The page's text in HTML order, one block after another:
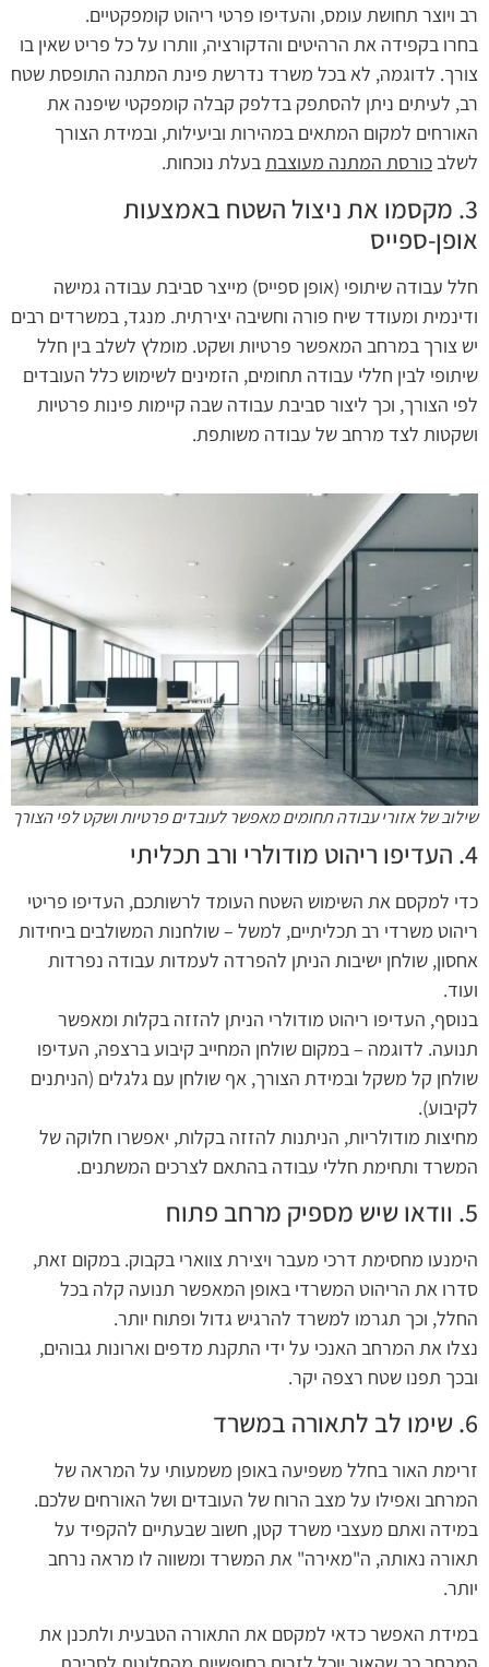
רב ויוצר תחושת עומס, והעדיפו פרטי ריהוט קומפקטיים.
בחרו בקפידה את הרהיטים והדקורציה, וותרו על כל פריט שאין בו
צורך. לדוגמה, לא בכל משרד נדרשת פינת המתנה התופסת שטח
רב, לעיתים ניתן להסתפק בדלפק קבלה קומפקטי שיפנה את
האורחים למקום המתאים במהירות וביעילות, ובמידת הצורך
לשלב כורסת המתנה מעוצבתבעלת נוכחות.
3. מקסמו את ניצול השטח באמצעות
אופן-ספייס
חלל עבודה שיתופי (אופן ספייס) מייצר סביבת עבודה גמישה
ודינמית ומעודד שיח פורה וחשיבה יצירתית. מנגד, במשרדים רבים
יש צורך במרחב המאפשר פרטיות ושקט. מומלץ לשלב בין חלל
שיתופי לבין חללי עבודה תחומים, הזמינים לשימוש כלל העובדים
לפי הצורך, וכך ליצור סביבת עבודה שבה קיימות פינות פרטיות
ושקטות לצד מרחב של עבודה משותפת.
שילוב של אזורי עבודה תחומים מאפשר לעובדים פרטיות ושקט לפי הצורך
4. העדיפו ריהוט מודולרי ורב תכליתי
כדי למקסם את השימוש השטח העומד לרשותכם, העדיפו פריטי
ריהוט משרדי רב תכליתיים, למשל – שולחנות המשולבים ביחידות
אחסון, שולחן ישיבות הניתן להפרדה לעמדות עבודה נפרדות
ועוד.
בנוסף, העדיפו ריהוט מודולרי הניתן להזזה בקלות ומאפשר
תנועה. לדוגמה – במקום שולחן המחייב קיבוע ברצפה, העדיפו
שולחן קל משקל ובמידת הצורך, אף שולחן עם גלגלים (הניתנים
לקיבוע).
מחיצות מודולריות, הניתנות להזזה בקלות, יאפשרו חלוקה של
המשרד ותחימת חללי עבודה בהתאם לצרכים המשתנים.
5. וודאו שיש מספיק מרחב פתוח
הימנעו מחסימת דרכי מעבר ויצירת צווארי בקבוק. במקום זאת,
סדרו את הריהוט המשרדי באופן המאפשר תנועה קלה בכל
החלל, וכך תגרמו למשרד להרגיש גדול ופתוח יותר.
נצלו את המרחב האנכי על ידי התקנת מדפים וארונות גבוהים,
ובכך תפנו שטח רצפה יקר.
6. שימו לב לתאורה במשרד
זרימת האור בחלל משפיעה באופן משמעותי על המראה של
המרחב ואפילו על מצב הרוח של העובדים ושל האורחים שלכם.
במידה ואתם מעצבי משרד קטן, חשוב שבעתיים להקפיד על
תאורה נאותה, ה"מאירה" את המשרד ומשווה לו מראה נרחב
יותר.
במידת האפשר כדאי למקסם את התאורה הטבעית ולתכנן את